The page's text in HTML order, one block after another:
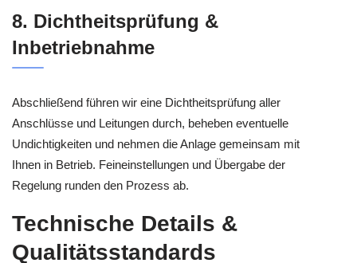
8. Dichtheitsprüfung &
Inbetriebnahme
Abschließend führen wir eine Dichtheitsprüfung aller
Anschlüsse und Leitungen durch, beheben eventuelle
Undichtigkeiten und nehmen die Anlage gemeinsam mit
Ihnen in Betrieb. Feineinstellungen und Übergabe der
Regelung runden den Prozess ab.
Technische Details &
Qualitätsstandards